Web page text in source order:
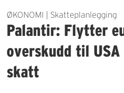
ØKONOMI | Skatteplanlegging
Palantir: Flytter
overskudd til
skatt